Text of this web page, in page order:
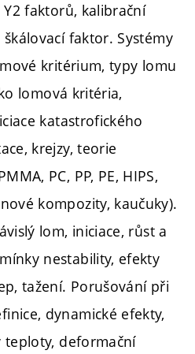
faktorů, kalibrační
faktor. Systémy
kritérium, typy lomu
lomová kritéria,
katastrofického
krejzy, teorie
PC, PP, PE, HIPS,
kompozity, kaučuky).
lom, iniciace, růst a
nestability, efekty
tažení. Porušování při
dynamické efekty,
teploty, deformační